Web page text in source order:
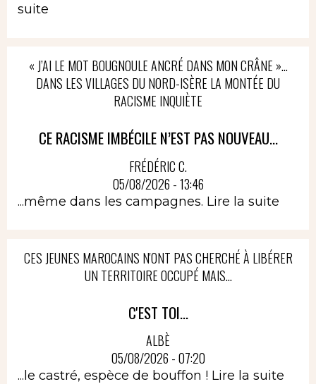
suite
« J’AI LE MOT BOUGNOULE ANCRÉ DANS MON CRÂNE »…
DANS LES VILLAGES DU NORD-ISÈRE LA MONTÉE DU
RACISME INQUIÈTE
CE RACISME IMBÉCILE N’EST PAS NOUVEAU...
FRÉDÉRIC C.
05/08/2026 - 13:46
...même dans les campagnes. Lire la suite
CES JEUNES MAROCAINS N'ONT PAS CHERCHÉ À LIBÉRER
UN TERRITOIRE OCCUPÉ MAIS...
C'EST TOI...
ALBÈ
05/08/2026 - 07:20
...le castré, espèce de bouffon ! Lire la suite